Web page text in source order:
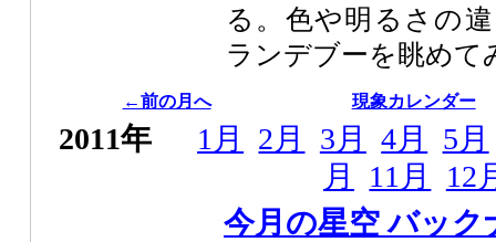
る。色や明るさの
ランデブーを眺めて
←前の月へ 現象カレンダー
2011年 1月 2月 3月 4月
5月
月
11月
12
今月の星空 バック